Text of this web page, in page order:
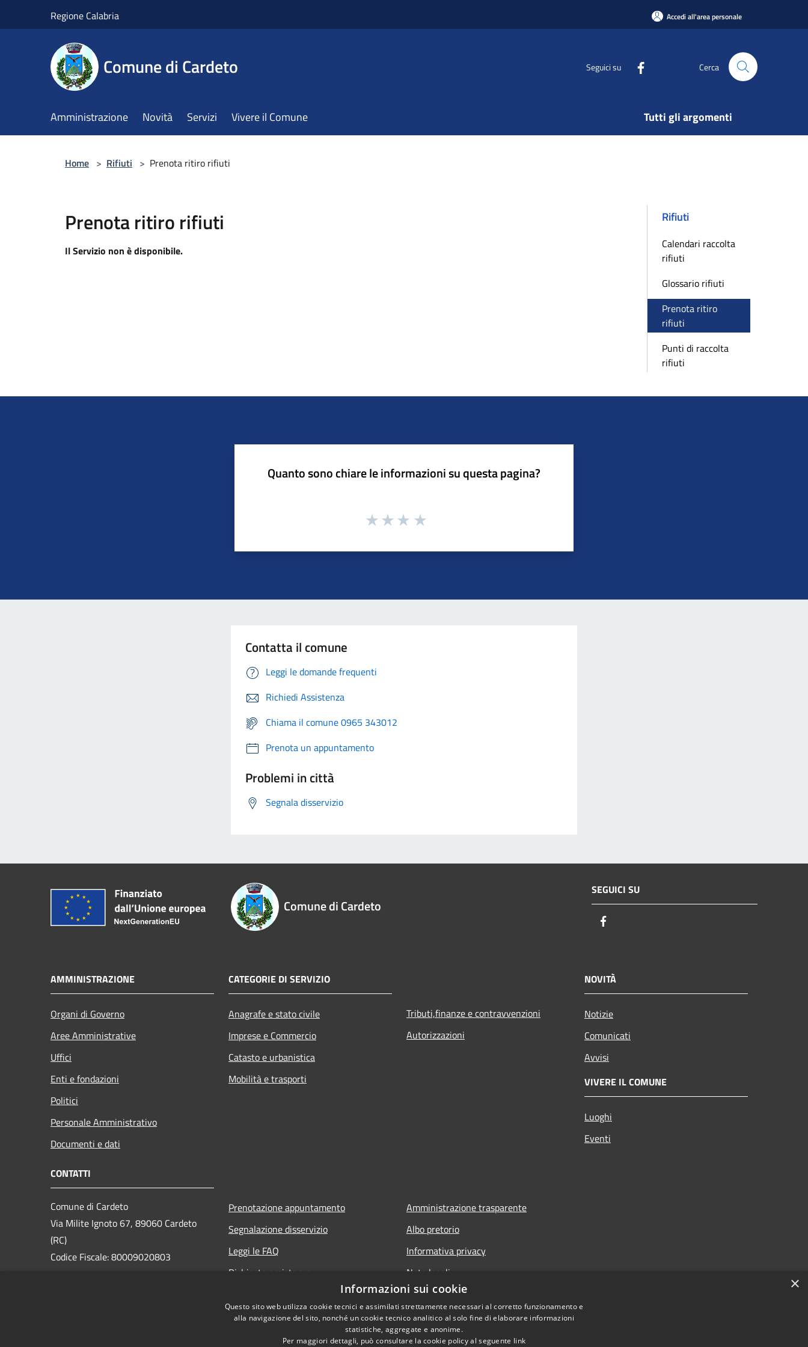
Regione Calabria Accedi all'area personale
Comune di Cardeto Seguici su Cerca
Amministrazione Novità Servizi Vivere il Comune Tutti gli argomenti
Home > Rifiuti > Prenota ritiro rifiuti
Prenota ritiro rifiuti
Il Servizio non è disponibile.
Rifiuti
Calendari raccolta
rifiuti
Glossario rifiuti
Prenota ritiro
rifiuti
Punti di raccolta
rifiuti
Quanto sono chiare le informazioni su questa pagina?
Contatta il comune
Leggi le domande frequenti
Richiedi Assistenza
Chiama il comune 0965 343012
Prenota un appuntamento
Problemi in città
Segnala disservizio
Comune di Cardeto
SEGUICI SU
AMMINISTRAZIONE
Organi di Governo
Aree Amministrative
Uffici
Enti e fondazioni
Politici
Personale Amministrativo
Documenti e dati
CATEGORIE DI SERVIZIO
Anagrafe e stato civile
Imprese e Commercio
Catasto e urbanistica
Mobilità e trasporti
Tributi,finanze e contravvenzioni
Autorizzazioni
NOVITÀ
Notizie
Comunicati
Avvisi
VIVERE IL COMUNE
Luoghi
Eventi
CONTATTI
Comune di Cardeto
Via Milite Ignoto 67, 89060 Cardeto
(RC)
Codice Fiscale: 80009020803
Prenotazione appuntamento
Segnalazione disservizio
Leggi le FAQ
Richiesta assistenza
Amministrazione trasparente
Albo pretorio
Informativa privacy
Note legali
Dichiarazione di accessibilità
×
Informazioni sui cookie
Questo sito web utilizza cookie tecnici e assimilati strettamente necessari al corretto funzionamento e
alla navigazione del sito, nonché un cookie tecnico analitico al solo fine di elaborare informazioni
statistiche, aggregate e anonime.
Per maggiori dettagli, può consultare la cookie policy al seguente link